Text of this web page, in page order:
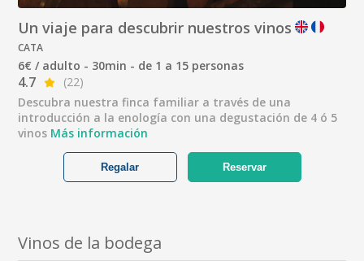
Un viaje para descubrir nuestros vinos
CATA
6€ / adulto - 30min - de 1 a 15 personas
4.7
(22)
Descubra nuestra finca familiar a través de una
introducción a la enología con una degustación de 4 ó 5
vinos Más información
Reservar
Regalar
Vinos de la bodega